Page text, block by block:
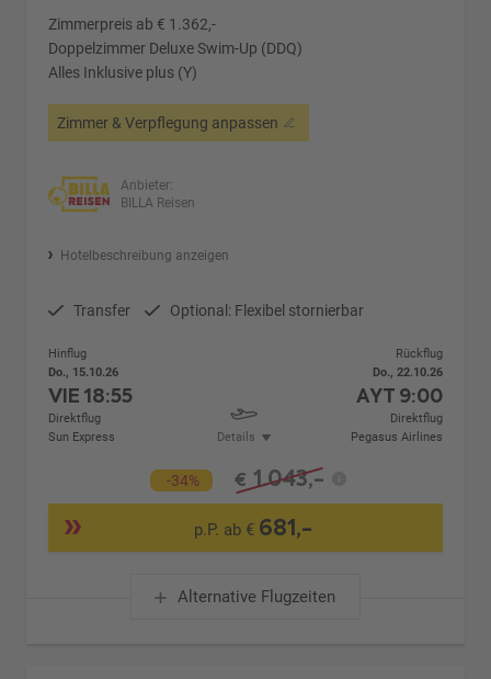
Zimmerpreis ab € 1.362,-
Doppelzimmer Deluxe Swim-Up (DDQ)
Alles Inklusive plus (Y)
Zimmer & Verpflegung anpassen
Anbieter:
BILLA Reisen
Hotelbeschreibung anzeigen
Transfer Optional: Flexibel stornierbar
Hinflug
Do., 15.10.26
VIE18:55
Direktflug
Sun Express
Details
Rückflug
Do., 22.10.26
AYT 9:00
Direktflug
Pegasus Airlines
-34% € 1.043,-
p.P. ab € 681,-
Alternative Flugzeiten